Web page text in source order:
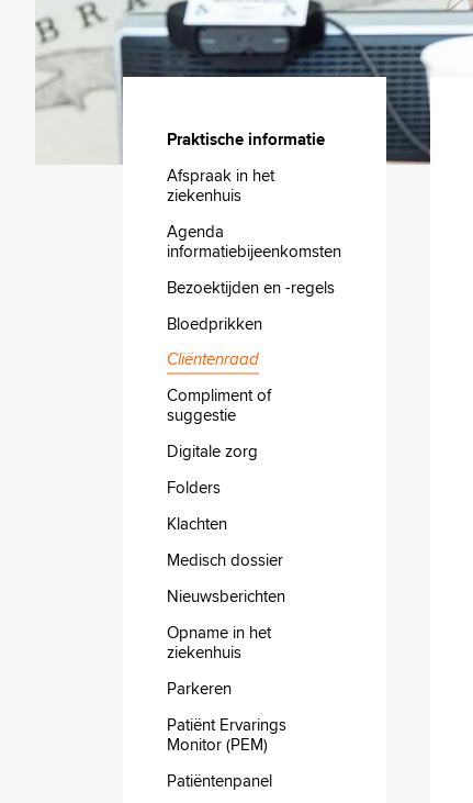
Praktische informatie
Afspraak in het
ziekenhuis
Agenda
informatiebijeenkomsten
Bezoektijden en -regels
Bloedprikken
Cliëntenraad
Compliment of
suggestie
Digitale zorg
Folders
Klachten
Medisch dossier
Nieuwsberichten
Opname in het
ziekenhuis
Parkeren
Patiënt Ervarings
Monitor (PEM)
Patiëntenpanel